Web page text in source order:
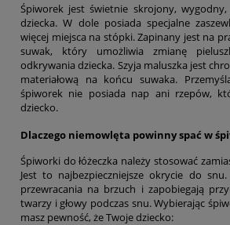
Śpiworek jest świetnie skrojony,
dziecka. W dole posiada specjalne
więcej miejsca na stópki. Zapinany jest na
suwak, który umożliwia zmianę
odkrywania dziecka. Szyja maluszka jest
materiałową na końcu suwaka.
śpiworek nie posiada nap ani rzepów,
dziecko.
Dlaczego niemowlęta powinny spać w
Śpiworki do łóżeczka należy stosować
Jest to najbezpieczniejsze okrycie do snu.
przewracania na brzuch i zapobiegają
twarzy i głowy podczas snu. Wybierając
masz pewność, że Twoje dziecko: